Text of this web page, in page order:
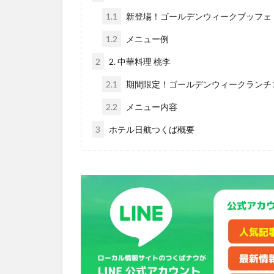
1.1 新登場！ゴールデンウィークブッフェ
1.2 メニュー例
2 2. 中華料理 桃李
2.1 期間限定！ゴールデンウィークランチ
2.2 メニュー内容
3 ホテル日航つくば概要